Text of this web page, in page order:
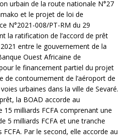
urbain de la route nationale N°27
et le projet de loi de
N°2021-008/PT-RM du 29
la ratification de l’accord de prêt
entre le gouvernement de la
Ouest Africaine de
le financement partiel du projet
de contournement de l’aéroport de
urbaines dans la ville de Sevaré.
la BOAD accorde au
milliards FCFA comprenant une
5 milliards FCFA et une tranche
Par le second, elle accorde au